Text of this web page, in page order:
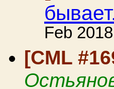
Feb 2018
[CML